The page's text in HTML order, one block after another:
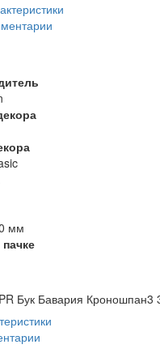
мм
Бук Бавария Кроношпан3